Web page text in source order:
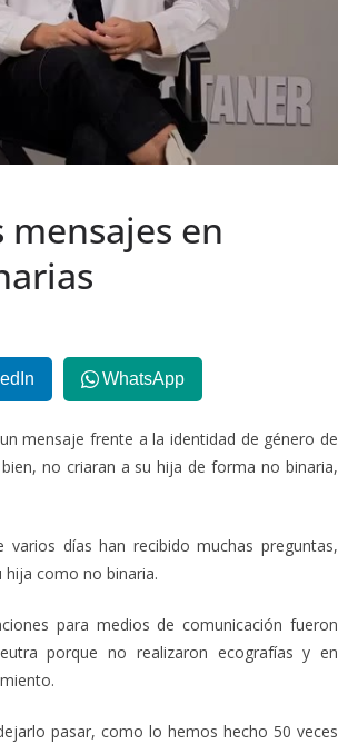
en
WhatsApp
mensaje frente a la identidad de género de
no criaran a su hija de forma no binaria,
días han recibido muchas preguntas,
hija como no binaria.
para medios de comunicación fueron
porque no realizaron ecografías y en
pasar, como lo hemos hecho 50 veces